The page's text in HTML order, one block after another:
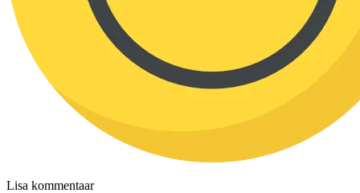
Lisa kommentaar